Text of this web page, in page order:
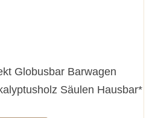
Globusbar Barwagen
Säulen Hausbar*